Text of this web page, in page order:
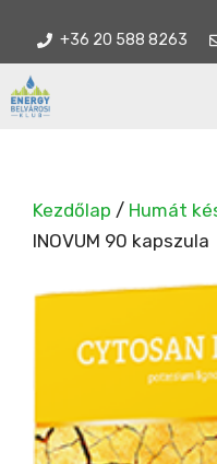
tartalomba
+36 20 588 8263
Kezdőlap / Humát
INOVUM 90 kapszula